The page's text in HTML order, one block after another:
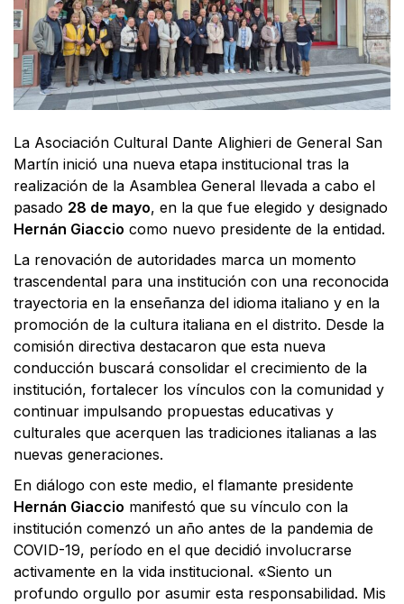
La Asociación Cultural Dante Alighieri de General San
Martín inició una nueva etapa institucional tras la
realización de la Asamblea General llevada a cabo el
pasado 28 de mayo, en la que fue elegido y designado
Hernán Giaccio como nuevo presidente de la entidad.
La renovación de autoridades marca un momento
trascendental para una institución con una reconocida
trayectoria en la enseñanza del idioma italiano y en la
promoción de la cultura italiana en el distrito. Desde la
comisión directiva destacaron que esta nueva
conducción buscará consolidar el crecimiento de la
institución, fortalecer los vínculos con la comunidad y
continuar impulsando propuestas educativas y
culturales que acerquen las tradiciones italianas a las
nuevas generaciones.
En diálogo con este medio, el flamante presidente
Hernán Giaccio manifestó que su vínculo con la
institución comenzó un año antes de la pandemia de
COVID-19, período en el que decidió involucrarse
activamente en la vida institucional. «Siento un
profundo orgullo por asumir esta responsabilidad. Mis